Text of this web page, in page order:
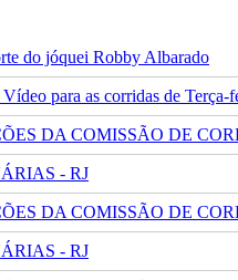
do jóquei Robby Albarado
para as corridas de Terça-
DA COMISSÃO DE
- RJ
DA COMISSÃO DE
- RJ